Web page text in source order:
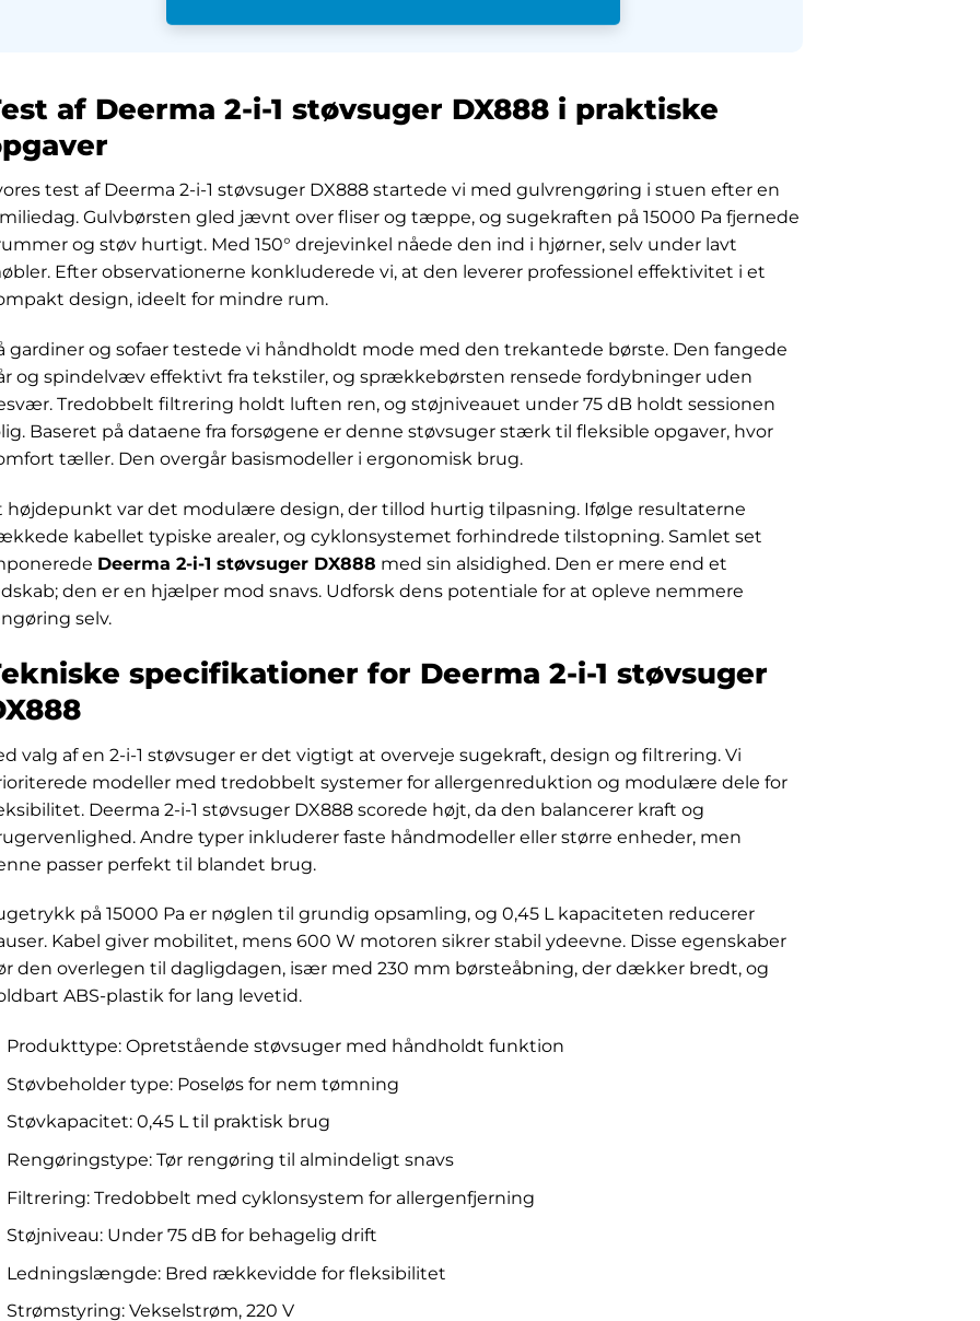
af Deerma 2-i-1 støvsuger DX888 i praktiske
test af Deerma 2-i-1 støvsuger DX888 startede vi med gulvrengøring i stuen efter en
Gulvbørsten gled jævnt over fliser og tæppe, og sugekraften på 15000 Pa fjernede
og støv hurtigt. Med 150° drejevinkel nåede den ind i hjørner, selv under lavt
Efter observationerne konkluderede vi, at den leverer professionel effektivitet i et
design, ideelt for mindre rum.
gardiner og sofaer testede vi håndholdt mode med den trekantede børste. Den fangede
og spindelvæv effektivt fra tekstiler, og sprækkebørsten rensede fordybninger uden
Tredobbelt filtrering holdt luften ren, og støjniveauet under 75 dB holdt sessionen
Baseret på dataene fra forsøgene er denne støvsuger stærk til fleksible opgaver, hvor
tæller. Den overgår basismodeller i ergonomisk brug.
højdepunkt var det modulære design, der tillod hurtig tilpasning. Ifølge resultaterne
kabellet typiske arealer, og cyklonsystemet forhindrede tilstopning. Samlet set
Deerma 2-i-1 støvsuger DX888 med sin alsidighed. Den er mere end et
den er en hjælper mod snavs. Udforsk dens potentiale for at opleve nemmere
selv.
specifikationer for Deerma 2-i-1 støvsuger
valg af en 2-i-1 støvsuger er det vigtigt at overveje sugekraft, design og filtrering. Vi
modeller med tredobbelt systemer for allergenreduktion og modulære dele for
Deerma 2-i-1 støvsuger DX888 scorede højt, da den balancerer kraft og
Andre typer inkluderer faste håndmodeller eller større enheder, men
passer perfekt til blandet brug.
på 15000 Pa er nøglen til grundig opsamling, og 0,45 L kapaciteten reducerer
Kabel giver mobilitet, mens 600 W motoren sikrer stabil ydeevne. Disse egenskaber
den overlegen til dagligdagen, især med 230 mm børsteåbning, der dækker bredt, og
ABS-plastik for lang levetid.
Produkttype: Opretstående støvsuger med håndholdt funktion
Støvbeholder type: Poseløs for nem tømning
Støvkapacitet: 0,45 L til praktisk brug
Rengøringstype: Tør rengøring til almindeligt snavs
Filtrering: Tredobbelt med cyklonsystem for allergenfjerning
Støjniveau: Under 75 dB for behagelig drift
Ledningslængde: Bred rækkevidde for fleksibilitet
Strømstyring: Vekselstrøm, 220 V